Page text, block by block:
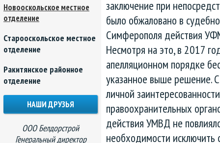
заключение при
было обжаловано в
Симферополя действия
Несмотря на это, в 2017
апелляционном порядке
указанное выше решение.
личной
правоохранительных
действия УМВД не
необходимости исключить
Новооскольское местное
отделение
Старооскольское местное
отделение
Ракитянское районное
отделение
НАШИ ДРУЗЬЯ
ООО Белдорстрой
Генеральный директор